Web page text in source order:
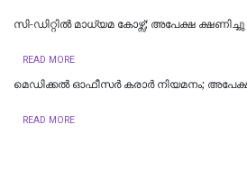
സി-ഡിറ്റിൽ മാധ്യമ കോഴ്സ്; അപേക്ഷ ക്ഷണിച്ചു
READ MORE
മെഡിക്കല്‍ ഓഫീസര്‍ കരാര്‍ നിയമനം;
READ MORE